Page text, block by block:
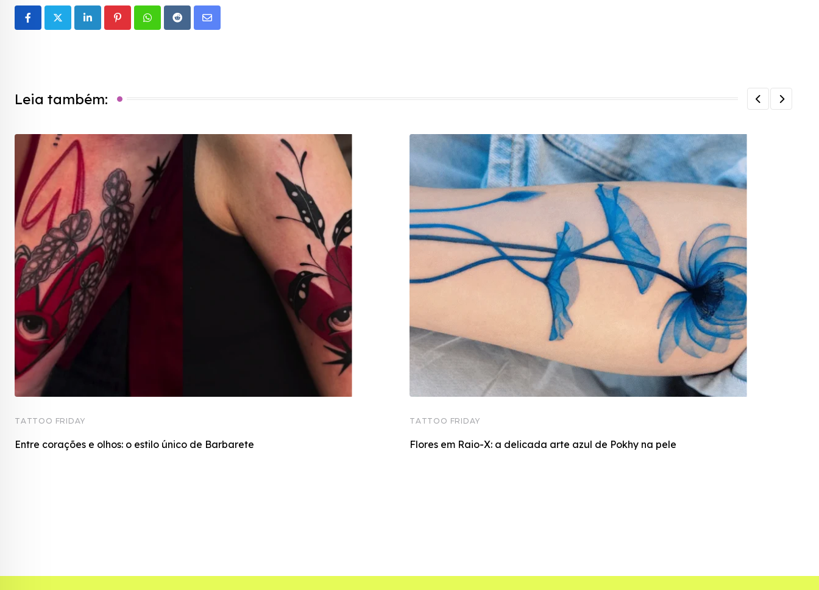
LinkedInPinterestWhatsappRedditShare
Leia também:
TATTOO FRIDAY
Entre corações e olhos: o estilo único de Barbarete
TATTOO FRIDAY
Flores em Raio-X: a delicada arte azul de Pokhy na pele